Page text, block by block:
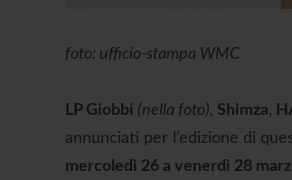
foto: ufficio-stampa WMC
LP Giobbi (nella foto), Shimza,
annunciati per l’edizione di
mercoledì 26 a venerdì 28